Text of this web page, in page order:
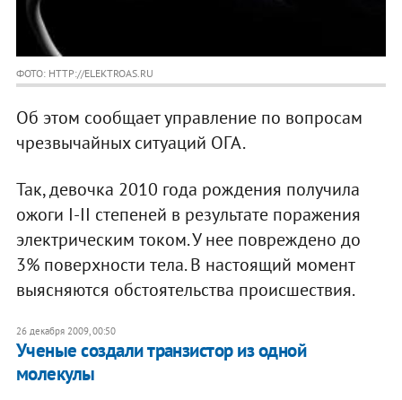
ФОТО: HTTP://ELEKTROAS.RU
Об этом сообщает управление по вопросам
чрезвычайных ситуаций ОГА.
Так, девочка 2010 года рождения получила
ожоги I-II степеней в результате поражения
электрическим током. У нее повреждено до
3% поверхности тела. В настоящий момент
выясняются обстоятельства происшествия.
26 декабря 2009, 00:50
Ученые создали транзистор из одной
молекулы